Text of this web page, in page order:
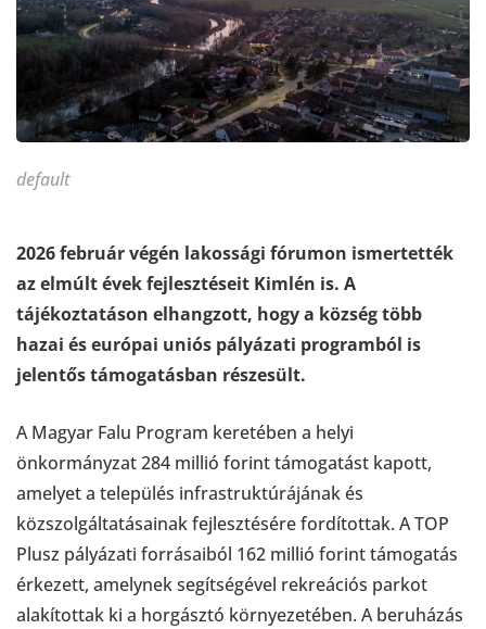
default
2026 február végén lakossági fórumon ismertették
az elmúlt évek fejlesztéseit Kimlén is. A
tájékoztatáson elhangzott, hogy a község több
hazai és európai uniós pályázati programból is
jelentős támogatásban részesült.
A Magyar Falu Program keretében a helyi
önkormányzat 284 millió forint támogatást kapott,
amelyet a település infrastruktúrájának és
közszolgáltatásainak fejlesztésére fordítottak. A TOP
Plusz pályázati forrásaiból 162 millió forint támogatás
érkezett, amelynek segítségével rekreációs parkot
alakítottak ki a horgásztó környezetében. A beruházás